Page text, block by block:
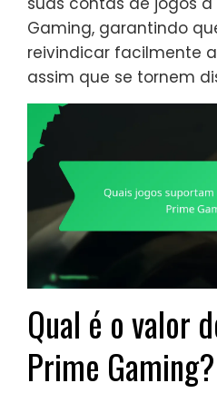
Gaming, garantindo
reivindicar facilmente
assim que se tornem
Qual é o valor
Prime Gaming?